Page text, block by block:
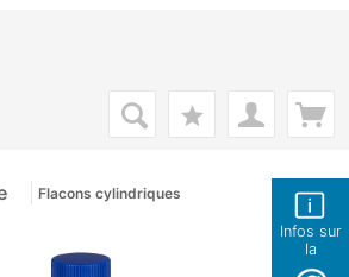
Infos sur
la
boutique
Flacons cylindriques